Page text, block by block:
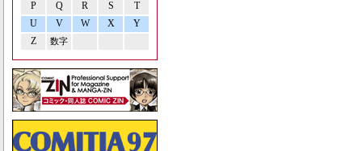
P Q R S
T
U
V W X
Y
Z
数字